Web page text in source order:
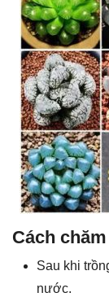
Cách
Sau khi
nước.